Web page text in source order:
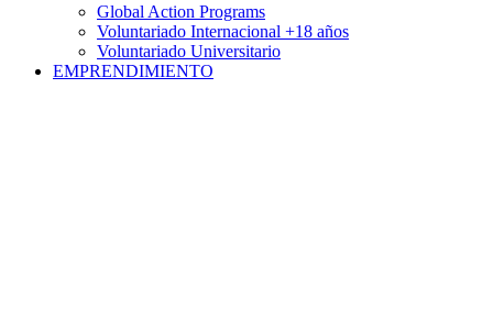
Global Action Programs
Voluntariado Internacional +18 años
Voluntariado Universitario
EMPRENDIMIENTO